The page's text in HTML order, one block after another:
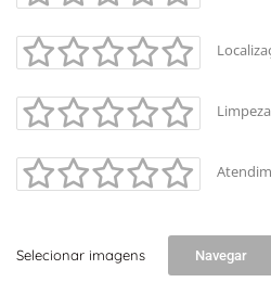
Limpeza
Selecionar imagens Navegar